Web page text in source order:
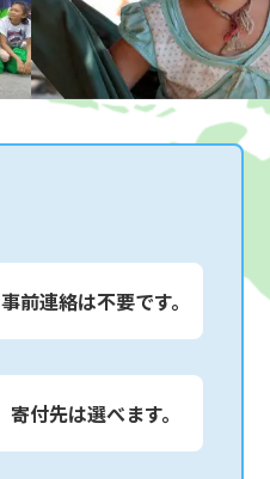
事前連絡は不要です。
寄付先は選べます。